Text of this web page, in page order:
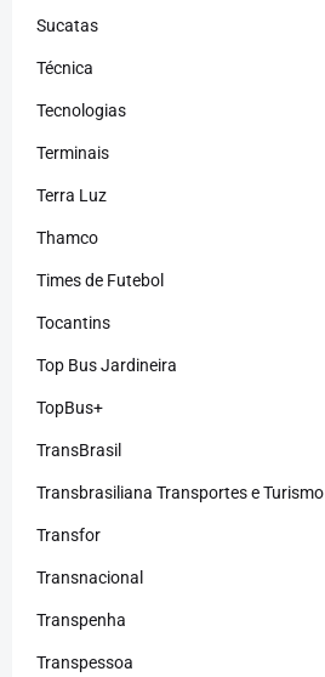
Sucatas
Técnica
Tecnologias
Terminais
Terra Luz
Thamco
Times de Futebol
Tocantins
Top Bus Jardineira
TopBus+
TransBrasil
Transbrasiliana Transportes e Turismo
Transfor
Transnacional
Transpenha
Transpessoa